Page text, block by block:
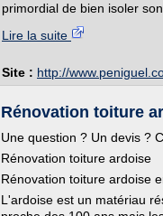
primordial de bien isoler
Lire la suite
Site : http://
Rénovation toiture
Une question ? Un devis ?
Rénovation toiture ardoise
Rénovation toiture ardoise
L'ardoise est un matériau